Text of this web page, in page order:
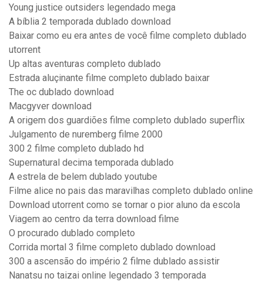
Young justice outsiders legendado mega
A bíblia 2 temporada dublado download
Baixar como eu era antes de você filme completo dublado
utorrent
Up altas aventuras completo dublado
Estrada aluçinante filme completo dublado baixar
The oc dublado download
Macgyver download
A origem dos guardiões filme completo dublado superflix
Julgamento de nuremberg filme 2000
300 2 filme completo dublado hd
Supernatural decima temporada dublado
A estrela de belem dublado youtube
Filme alice no pais das maravilhas completo dublado online
Download utorrent como se tornar o pior aluno da escola
Viagem ao centro da terra download filme
O procurado dublado completo
Corrida mortal 3 filme completo dublado download
300 a ascensão do império 2 filme dublado assistir
Nanatsu no taizai online legendado 3 temporada